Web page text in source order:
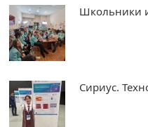
Школьники
Сириус.